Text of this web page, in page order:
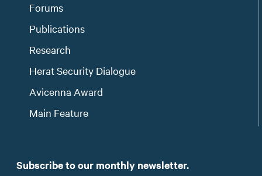
Forums
Publications
Research
Herat Security Dialogue
Avicenna Award
Main Feature
Subscribe to our monthly newsletter.